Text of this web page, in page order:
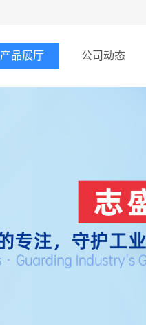
产品展厅 公司动态